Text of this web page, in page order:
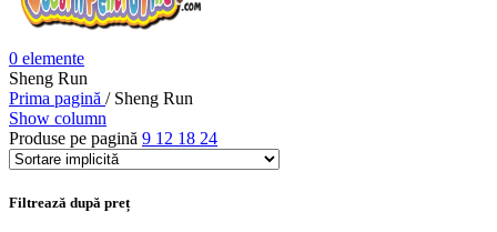
0 elemente
Sheng Run
Prima pagină / Sheng Run
Show column
Produse pe pagină 9 12 18 24
Filtrează după preț